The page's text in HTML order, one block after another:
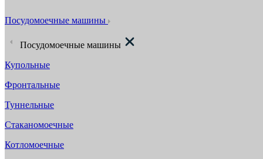
Посудомоечные машины
Посудомоечные машины
Купольные
Фронтальные
Туннельные
Стаканомоечные
Котломоечные